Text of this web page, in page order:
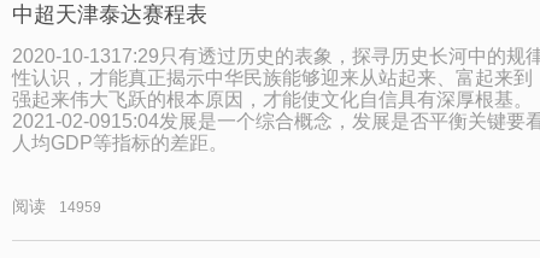
中超天津泰达赛程表
2020-10-1317:29只有透过历史的表象，探寻历史长河中的规
性认识，才能真正揭示中华民族能够迎来从站起来、富起来到
强起来伟大飞跃的根本原因，才能使文化自信具有深厚根基。
2021-02-0915:04发展是一个综合概念，发展是否平衡关键要
人均GDP等指标的差距。
阅读 14959